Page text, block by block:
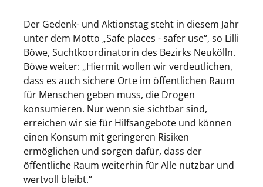
Der Gedenk- und Aktionstag steht in diesem Jahr
unter dem Motto „Safe places - safer use“, so Lilli
Böwe, Suchtkoordinatorin des Bezirks Neukölln.
Böwe weiter: „Hiermit wollen wir verdeutlichen,
dass es auch sichere Orte im öffentlichen Raum
für Menschen geben muss, die Drogen
konsumieren. Nur wenn sie sichtbar sind,
erreichen wir sie für Hilfsangebote und können
einen Konsum mit geringeren Risiken
ermöglichen und sorgen dafür, dass der
öffentliche Raum weiterhin für Alle nutzbar und
wertvoll bleibt.“